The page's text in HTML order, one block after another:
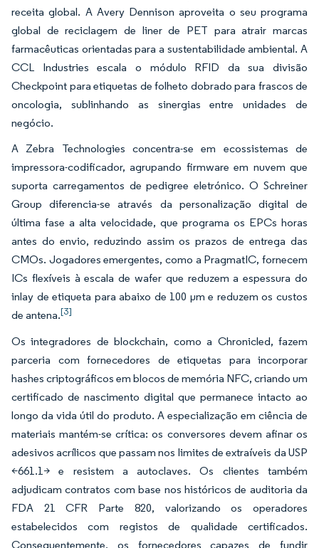
receita global. A Avery Dennison aproveita o seu programa
global de reciclagem de liner de PET para atrair marcas
farmacêuticas orientadas para a sustentabilidade ambiental. A
CCL Industries escala o módulo RFID da sua divisão
Checkpoint para etiquetas de folheto dobrado para frascos de
oncologia, sublinhando as sinergias entre unidades de
negócio.
A Zebra Technologies concentra-se em ecossistemas de
impressora-codificador, agrupando firmware em nuvem que
suporta carregamentos de pedigree eletrónico. O Schreiner
Group diferencia-se através da personalização digital de
última fase a alta velocidade, que programa os EPCs horas
antes do envio, reduzindo assim os prazos de entrega das
CMOs. Jogadores emergentes, como a PragmatIC, fornecem
ICs flexíveis à escala de wafer que reduzem a espessura do
inlay de etiqueta para abaixo de 100 µm e reduzem os custos
de antena.[3]
Os integradores de blockchain, como a Chronicled, fazem
parceria com fornecedores de etiquetas para incorporar
hashes criptográficos em blocos de memória NFC, criando um
certificado de nascimento digital que permanece intacto ao
longo da vida útil do produto. A especialização em ciência de
materiais mantém-se crítica: os conversores devem afinar os
adesivos acrílicos que passam nos limites de extraíveis da USP
<661.1> e resistem a autoclaves. Os clientes também
adjudicam contratos com base nos históricos de auditoria da
FDA 21 CFR Parte 820, valorizando os operadores
estabelecidos com registos de qualidade certificados.
Consequentemente, os fornecedores capazes de fundir